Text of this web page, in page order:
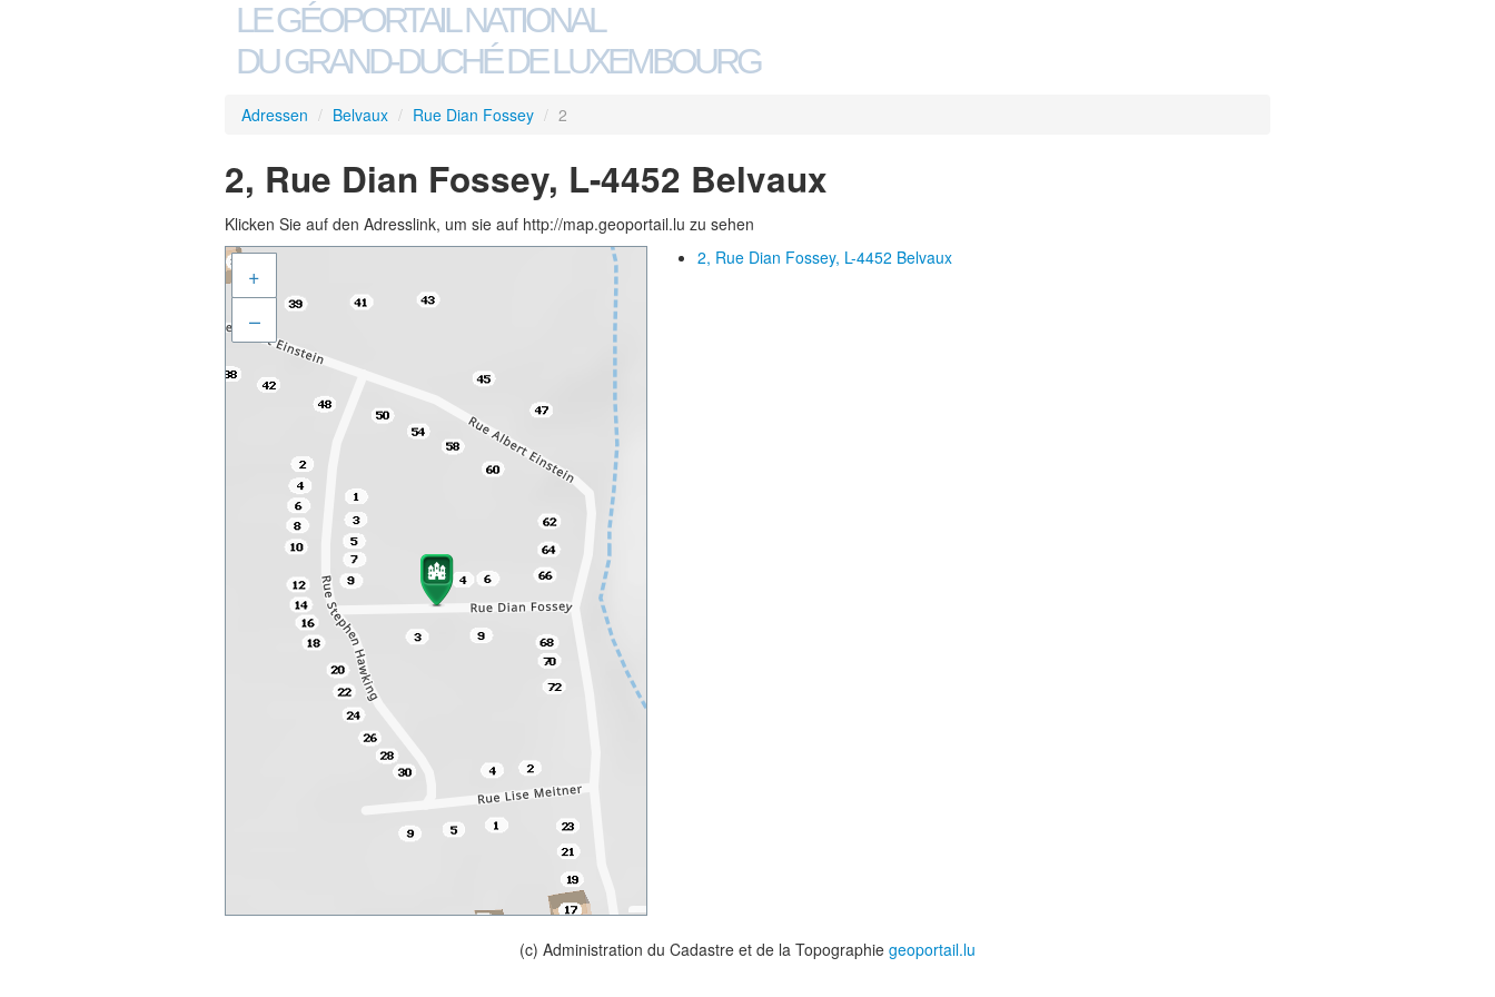
LE GÉOPORTAIL NATIONAL
DU GRAND-DUCHÉ DE LUXEMBOURG
Adressen / Belvaux / Rue Dian Fossey / 2
2, Rue Dian Fossey, L-4452 Belvaux
Klicken Sie auf den Adresslink, um sie auf http://map.geoportail.lu zu sehen
+
–
2, Rue Dian Fossey, L-4452 Belvaux
(c) Administration du Cadastre et de la Topographie geoportail.lu